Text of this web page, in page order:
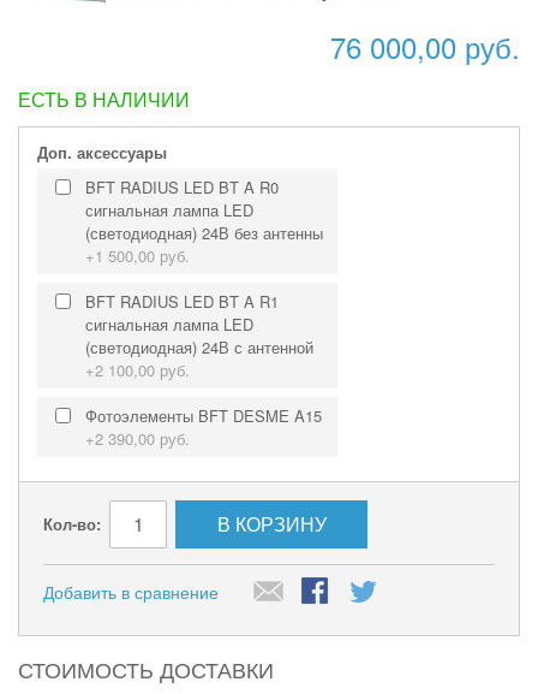
76 000,00 руб.
ЕСТЬ В НАЛИЧИИ
Доп. аксессуары
BFT RADIUS LED BT A R0
сигнальная лампа LED
(светодиодная) 24В без антенны
+1 500,00 руб.
BFT RADIUS LED BT A R1
сигнальная лампа LED
(светодиодная) 24В с антенной
+2 100,00 руб.
Фотоэлементы BFT DESME A15
+2 390,00 руб.
Кол-во: В КОРЗИНУ
Добавить в сравнение
СТОИМОСТЬ ДОСТАВКИ